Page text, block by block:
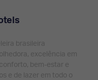
brasileira
excelência em
bem-estar e
e de lazer em todo o